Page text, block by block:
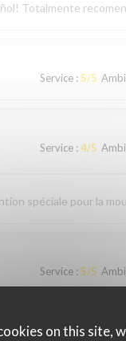
on this site,
Totalmente
Service: 5/5
Service: 4/5
spéciale pour la
Service: 5/5